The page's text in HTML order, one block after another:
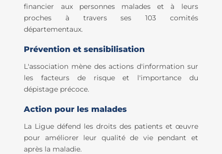
financier aux personnes malades et à leurs
proches à travers ses 103 comités
départementaux.
Prévention et sensibilisation
L'association mène des actions d'information sur
les facteurs de risque et l'importance du
dépistage précoce.
Action pour les malades
La Ligue défend les droits des patients et œuvre
pour améliorer leur qualité de vie pendant et
après la maladie.